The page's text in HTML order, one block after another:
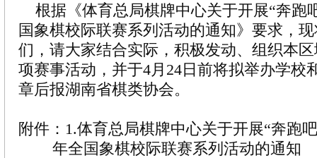
根据《体育总局棋牌中心关于开展“奔跑
国象棋校际联赛系列活动的通知》要求，
们，请大家结合实际，积极发动、组织本
项赛事活动，并于4月24日前将拟举办学校
章后报湖南省棋类协会。
附件：1.体育总局棋牌中心关于开展“奔跑吧
年全国象棋校际联赛系列活动的通知